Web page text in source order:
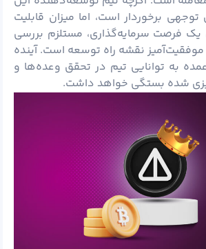
توجهی برخوردار است، اما میزان قابلیت
یک فرصت سرمایه‌گذاری، مستلزم بررسی
موفقیت‌آمیز نقشه راه توسعه است. آینده
به توانایی تیم در تحقق وعده‌ها و
شده بستگی خواهد داشت.